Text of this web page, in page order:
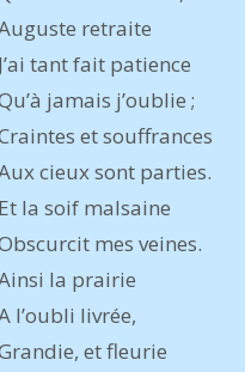
retraite
J’ai tant fait patience
jamais j’oublie ;
et souffrances
cieux sont parties.
Et la soif malsaine
mes veines.
la prairie
l’oubli livrée,
et fleurie